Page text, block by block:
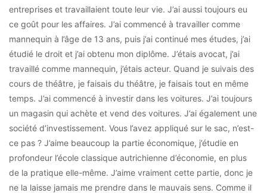
entreprises et travaillaient toute leur vie. J’ai aussi toujours eu
ce goût pour les affaires. J’ai commencé à travailler comme
mannequin à l’âge de 13 ans, puis j’ai continué mes études, j’ai
étudié le droit et j’ai obtenu mon diplôme. J’étais avocat, j’ai
travaillé comme mannequin, j’étais acteur. Quand je suivais des
cours de théâtre, je faisais du théâtre, je faisais tout en même
temps. J’ai commencé à investir dans les voitures. J’ai toujours
un magasin qui achète et vend des voitures. J’ai également une
société d’investissement. Vous l’avez appliqué sur le sac, n’est-
ce pas ? J’aime beaucoup la partie économique, j’étudie en
profondeur l’école classique autrichienne d’économie, en plus
de la pratique elle-même. J’aime vraiment cette partie, donc je
ne la laisse jamais me prendre dans le mauvais sens. Comme il